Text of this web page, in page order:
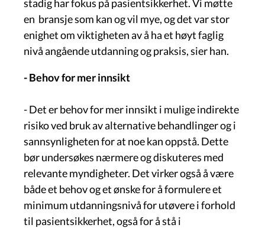
stadig har fokus på pasientsikkerhet. Vi møtte
en bransje som kan og vil mye, og det var stor
enighet om viktigheten av å ha et høyt faglig
nivå angående utdanning og praksis, sier han.
- Behov for mer innsikt
- Det er behov for mer innsikt i mulige indirekte
risiko ved bruk av alternative behandlinger og i
sannsynligheten for at noe kan oppstå. Dette
bør undersøkes nærmere og diskuteres med
relevante myndigheter. Det virker også å være
både et behov og et ønske for å formulere et
minimum utdanningsnivå for utøvere i forhold
til pasientsikkerhet, også for å stå i